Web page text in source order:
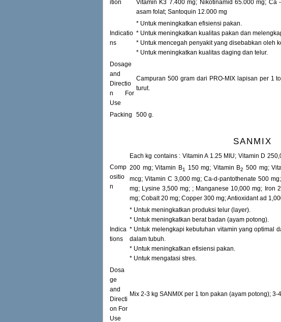
ition
Vitamin K3 7.400 mg; Nikotinamid 65.000 mg; Ca
asam folat; Santoquin 12.000 mg
Indicatio
ns
* Untuk meningkatkan efisiensi pakan.
* Untuk meningkatkan kualitas pakan dan
* Untuk mencegah penyakit yang disebabkan oleh
* Untuk meningkatkan kualitas daging dan telur.
Dosage
and
Directio
n For
Use
Campuran 500 gram dari PRO-MIX lapisan per 1
turut.
Packing 500 g.
SANMIX
Comp
ositio
n
Each kg contains : Vitamin A 1.25 MIU; Vitamin D
200 mg; Vitamin B1 150 mg; Vitamin B2 500 mg;
mcg; Vitamin C 3,000 mg; Ca-d-pantothenate 500
mg; Lysine 3,500 mg; ; Manganese 10,000 mg; Iron
mg; Cobalt 20 mg; Copper 300 mg; Antioxidant ad
Indica
tions
* Untuk meningkatkan produksi telur (layer).
* Untuk meningkatkan berat badan (ayam potong).
* Untuk melengkapi kebutuhan vitamin yang optimal
dalam tubuh.
* Untuk meningkatkan efisiensi pakan.
* Untuk mengatasi stres.
Dosa
ge
and
Directi
on For
Use
Mix 2-3 kg SANMIX per 1 ton pakan (ayam potong);